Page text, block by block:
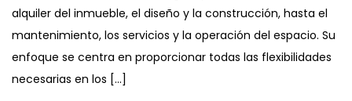
alquiler del inmueble, el diseño y la construcción, hasta el
mantenimiento, los servicios y la operación del espacio. Su
enfoque se centra en proporcionar todas las flexibilidades
necesarias en los […]